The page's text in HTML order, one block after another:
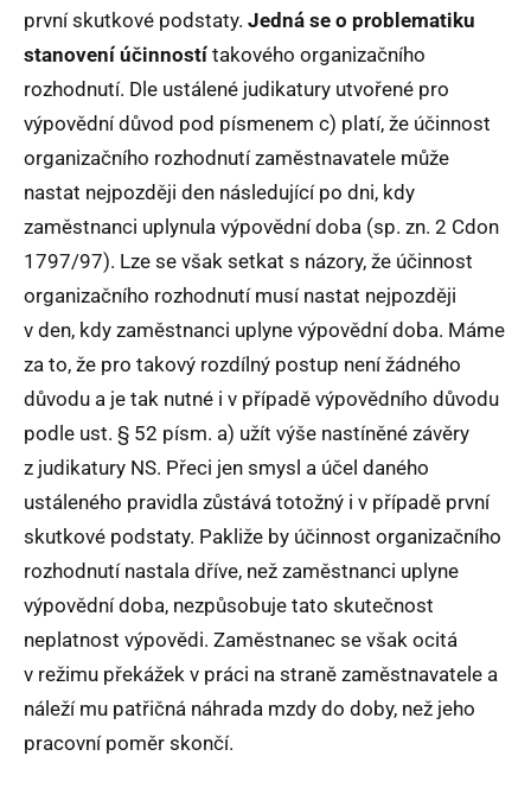
první skutkové podstaty. Jedná se o problematiku
stanovení účinností takového organizačního
rozhodnutí. Dle ustálené judikatury utvořené pro
výpovědní důvod pod písmenem c) platí, že účinnost
organizačního rozhodnutí zaměstnavatele může
nastat nejpozději den následující po dni, kdy
zaměstnanci uplynula výpovědní doba (sp. zn. 2 Cdon
1797/97). Lze se však setkat s názory, že účinnost
organizačního rozhodnutí musí nastat nejpozději
v den, kdy zaměstnanci uplyne výpovědní doba. Máme
za to, že pro takový rozdílný postup není žádného
důvodu a je tak nutné i v případě výpovědního důvodu
podle ust. § 52 písm. a) užít výše nastíněné závěry
z judikatury NS. Přeci jen smysl a účel daného
ustáleného pravidla zůstává totožný i v případě první
skutkové podstaty. Pakliže by účinnost organizačního
rozhodnutí nastala dříve, než zaměstnanci uplyne
výpovědní doba, nezpůsobuje tato skutečnost
neplatnost výpovědi. Zaměstnanec se však ocitá
v režimu překážek v práci na straně zaměstnavatele a
náleží mu patřičná náhrada mzdy do doby, než jeho
pracovní poměr skončí.